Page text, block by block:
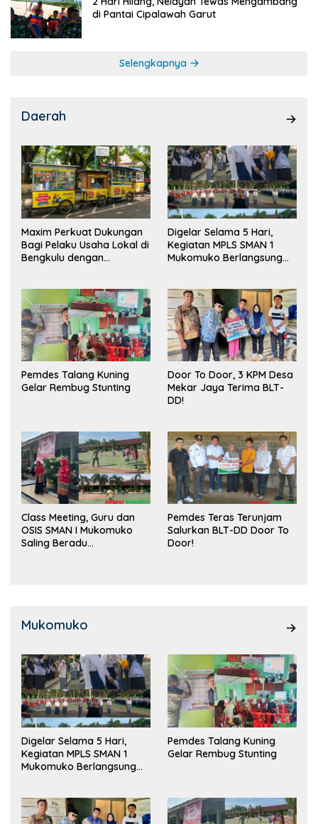
di Pantai Cipalawah Garut
Selengkapnya
Daerah
Maxim Perkuat Dukungan
Bagi Pelaku Usaha Lokal di
Bengkulu dengan
Pasar
Digelar Selama 5 Hari,
Kegiatan MPLS SMAN 1
Mukomuko Berlangsung
Pemdes Talang Kuning
Gelar Rembug Stunting
Door To Door, 3 KPM Desa
Mekar Jaya Terima BLT-
DD!
Class Meeting, Guru dan
OSIS SMAN I Mukomuko
Saling Beradu
Pemdes Teras Terunjam
Salurkan BLT-DD Door To
Door!
Mukomuko
Digelar Selama 5 Hari,
Kegiatan MPLS SMAN 1
Mukomuko Berlangsung
Pemdes Talang Kuning
Gelar Rembug Stunting